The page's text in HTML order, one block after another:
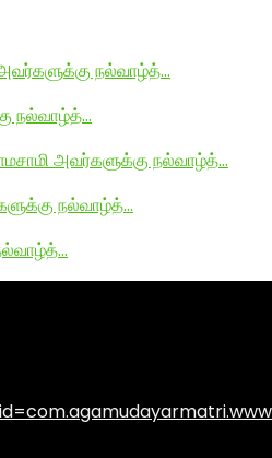
அவர்களுக்கு நல்வாழ்த்…
நல்வாழ்த்…
அவர்களுக்கு நல்வாழ்த்…
நல்வாழ்த்…